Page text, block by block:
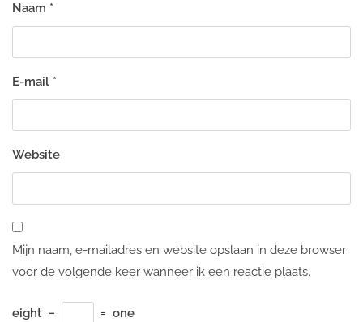
Naam *
E-mail *
Website
Mijn naam, e-mailadres en website opslaan in deze browser
voor de volgende keer wanneer ik een reactie plaats.
eight − = one